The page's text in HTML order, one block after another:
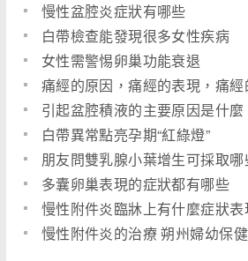
慢性盆腔炎症狀有哪些
白帶檢查能發現很多女性疾病
女性需警惕卵巢功能衰退
痛經的原因，痛經的表現，痛經
引起盆腔積液的主要原因是什麼
白帶異常點亮孕期“紅綠燈”
朋友問雙乳腺小葉增生可採取
多囊卵巢表現的症狀都有哪些
慢性附件炎臨牀上有什麼症狀表
慢性附件炎的治療 朔州婦幼保